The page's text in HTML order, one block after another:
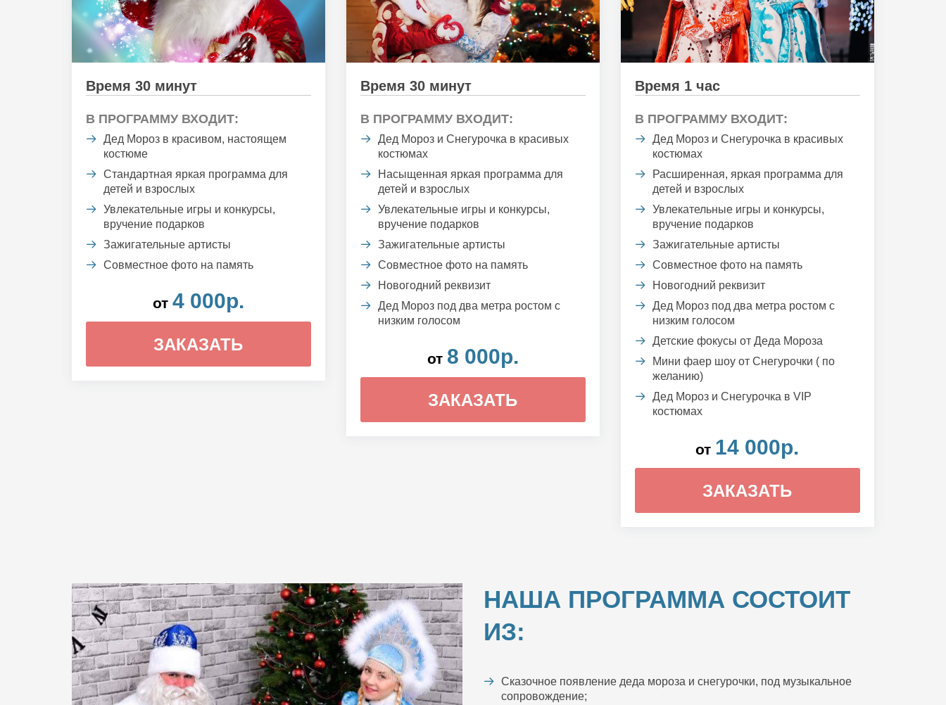
Время 30 минут
В ПРОГРАММУ ВХОДИТ:
Дед Мороз в красивом, настоящем
костюме
Стандартная яркая программа для
детей и взрослых
Увлекательные игры и конкурсы,
вручение подарков
Зажигательные артисты
Совместное фото на память
от 4 000р.
ЗАКАЗАТЬ
Время 30 минут
В ПРОГРАММУ ВХОДИТ:
Дед Мороз и Снегурочка в красивых
костюмах
Насыщенная яркая программа для
детей и взрослых
Увлекательные игры и конкурсы,
вручение подарков
Зажигательные артисты
Совместное фото на память
Новогодний реквизит
Дед Мороз под два метра ростом с
низким голосом
от 8 000р.
ЗАКАЗАТЬ
Время 1 час
В ПРОГРАММУ ВХОДИТ:
Дед Мороз и Снегурочка в красивых
костюмах
Расширенная, яркая программа для
детей и взрослых
Увлекательные игры и конкурсы,
вручение подарков
Зажигательные артисты
Совместное фото на память
Новогодний реквизит
Дед Мороз под два метра ростом с
низким голосом
Детские фокусы от Деда Мороза
Мини фаер шоу от Снегурочки ( по
желанию)
Дед Мороз и Снегурочка в VIP
костюмах
от 14 000р.
ЗАКАЗАТЬ
НАША ПРОГРАММА СОСТОИТ
ИЗ:
Сказочное появление деда мороза и снегурочки, под музыкальное
сопровождение;